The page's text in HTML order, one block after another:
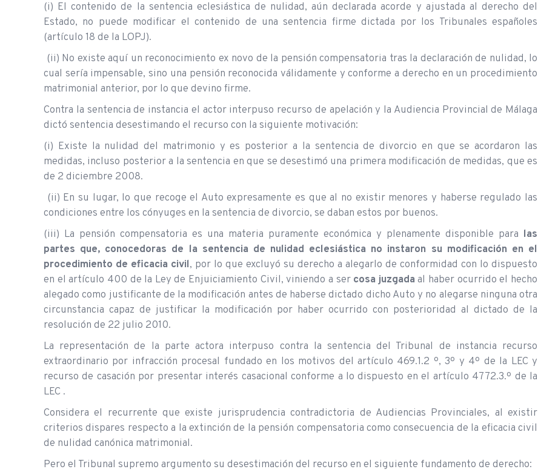
(i) El contenido de la sentencia eclesiástica de nulidad, aún declarada acorde y ajustada al derecho del
Estado, no puede modificar el contenido de una sentencia firme dictada por los Tribunales españoles
(artículo 18 de la LOPJ).
(ii) No existe aquí un reconocimiento ex novo de la pensión compensatoria tras la declaración de nulidad, lo
cual sería impensable, sino una pensión reconocida válidamente y conforme a derecho en un procedimiento
matrimonial anterior, por lo que devino firme.
Contra la sentencia de instancia el actor interpuso recurso de apelación y la Audiencia Provincial de Málaga
dictó sentencia desestimando el recurso con la siguiente motivación:
(i) Existe la nulidad del matrimonio y es posterior a la sentencia de divorcio en que se acordaron las
medidas, incluso posterior a la sentencia en que se desestimó una primera modificación de medidas, que es
de 2 diciembre 2008.
(ii) En su lugar, lo que recoge el Auto expresamente es que al no existir menores y haberse regulado las
condiciones entre los cónyuges en la sentencia de divorcio, se daban estos por buenos.
(iii) La pensión compensatoria es una materia puramente económica y plenamente disponible para las
partes que, conocedoras de la sentencia de nulidad eclesiástica no instaron su modificación en el
procedimiento de eficacia civil, por lo que excluyó su derecho a alegarlo de conformidad con lo dispuesto
en el artículo 400 de la Ley de Enjuiciamiento Civil, viniendo a ser cosa juzgada al haber ocurrido el hecho
alegado como justificante de la modificación antes de haberse dictado dicho Auto y no alegarse ninguna otra
circunstancia capaz de justificar la modificación por haber ocurrido con posterioridad al dictado de la
resolución de 22 julio 2010.
La representación de la parte actora interpuso contra la sentencia del Tribunal de instancia recurso
extraordinario por infracción procesal fundado en los motivos del artículo 469.1.2 º, 3º y 4º de la LEC y
recurso de casación por presentar interés casacional conforme a lo dispuesto en el artículo 4772.3.º de la
LEC .
Considera el recurrente que existe jurisprudencia contradictoria de Audiencias Provinciales, al existir
criterios dispares respecto a la extinción de la pensión compensatoria como consecuencia de la eficacia civil
de nulidad canónica matrimonial.
Pero el Tribunal supremo argumento su desestimación del recurso en el siguiente fundamento de derecho: